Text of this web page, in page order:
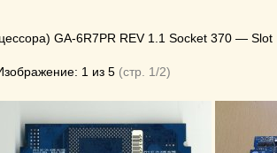
GA-6R7PR REV 1.1 Socket 370 — Slot
1 из 5(стр. 1/2)